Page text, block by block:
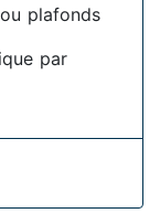
plafonds
par